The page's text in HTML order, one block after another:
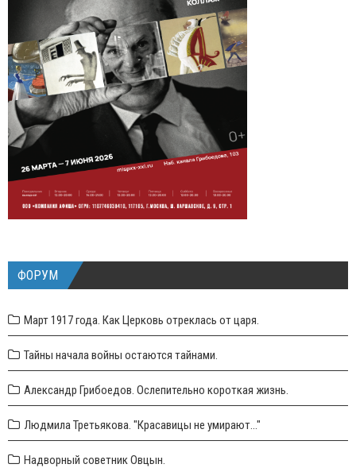
ФОРУМ
Март 1917 года. Как Церковь отреклась от царя.
Тайны начала войны остаются тайнами.
Александр Грибоедов. Ослепительно короткая жизнь.
Людмила Третьякова. "Красавицы не умирают..."
Надворный советник Овцын.